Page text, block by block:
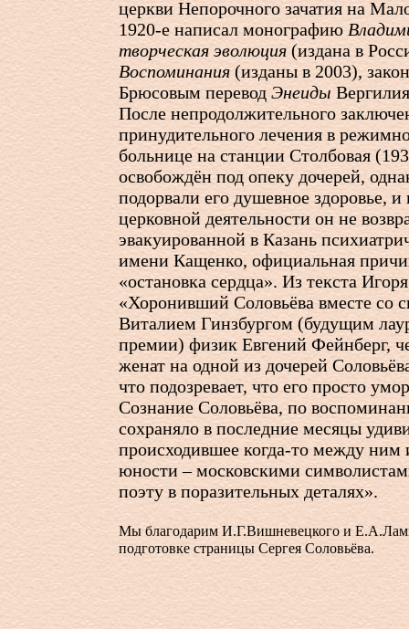
церкви Непорочного зачатия на
1920-е написал монографию
творческая эволюция (издана в
Воспоминания(изданы в 2003),
Брюсовым перевод Энеиды
После непродолжительного
принудительного лечения в
больнице на станции Столбовая
освобождён под опеку дочерей,
подорвали его душевное здоровье,
церковной деятельности он не
эвакуированной в Казань
имени Кащенко, официальная
«остановка сердца». Из текста
«Хоронивший Соловьёва вместе со
Виталием Гинзбургом (будущим
премии) физик Евгений Фейнберг,
женат на одной из дочерей
что подозревает, что его просто
Сознание Соловьёва, по
сохраняло в последние месяцы
происходившее когда-то между ним
юности – московскими
поэту в поразительных деталях».
Мы благодарим И.Г.Вишневецкого и
подготовке страницы Сергея Соловьёва.